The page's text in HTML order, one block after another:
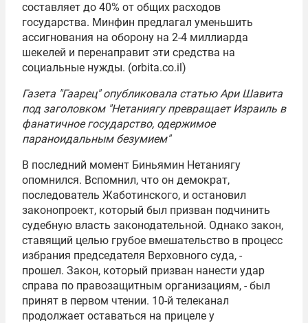
составляет до 40% от общих расходов
государства. Минфин предлагал уменьшить
ассигнования на оборону на 2-4 миллиарда
шекелей и перенаправит эти средства на
социальные нужды. (orbita.co.il)
Газета "Гаарец" опубликовала статью Ари Шавита
под заголовком "Нетаниягу превращает Израиль в
фанатичное государство, одержимое
параноидальным безумием"
В последний момент Биньямин Нетаниягу
опомнился. Вспомнил, что он демократ,
последователь Жаботинского, и остановил
законопроект, который был призван подчинить
судебную власть законодательной. Однако закон,
ставящий целью грубое вмешательство в процесс
избрания председателя Верховного суда, -
прошел. Закон, который призван нанести удар
справа по правозащитным организациям, - был
принят в первом чтении. 10-й телеканал
продолжает оставаться на прицеле у